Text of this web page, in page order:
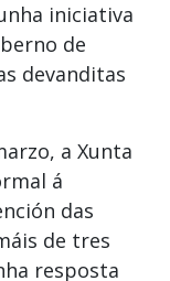
iniciativa
de
devanditas
a Xunta
á
das
de tres
resposta